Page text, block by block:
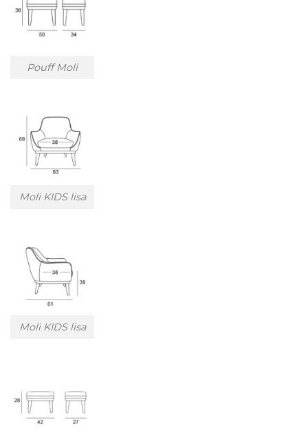
Pouff Moli
Moli KIDS lisa
Moli KIDS lisa